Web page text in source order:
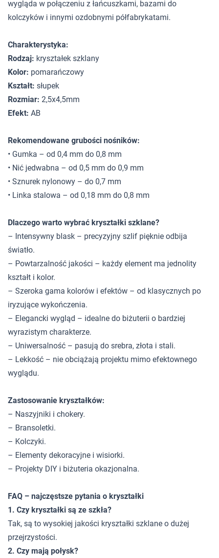
wygląda w połączeniu z łańcuszkami, bazami do
kolczyków i innymi ozdobnymi półfabrykatami.
Charakterystyka:
Rodzaj: kryształek szklany
Kolor: pomarańczowy
Kształt: słupek
Rozmiar: 2,5x4,5mm
Efekt: AB
Rekomendowane grubości nośników:
• Gumka – od 0,4 mm do 0,8 mm
• Nić jedwabna – od 0,5 mm do 0,9 mm
• Sznurek nylonowy – do 0,7 mm
• Linka stalowa – od 0,18 mm do 0,8 mm
Dlaczego warto wybrać kryształki szklane?
– Intensywny blask – precyzyjny szlif pięknie odbija
światło.
– Powtarzalność jakości – każdy element ma jednolity
kształt i kolor.
– Szeroka gama kolorów i efektów – od klasycznych po
iryzujące wykończenia.
– Elegancki wygląd – idealne do biżuterii o bardziej
wyrazistym charakterze.
– Uniwersalność – pasują do srebra, złota i stali.
– Lekkość – nie obciążają projektu mimo efektownego
wyglądu.
Zastosowanie kryształków:
– Naszyjniki i chokery.
– Bransoletki.
– Kolczyki.
– Elementy dekoracyjne i wisiorki.
– Projekty DIY i biżuteria okazjonalna.
FAQ – najczęstsze pytania o kryształki
1. Czy kryształki są ze szkła?
Tak, są to wysokiej jakości kryształki szklane o dużej
przejrzystości.
2. Czy mają połysk?